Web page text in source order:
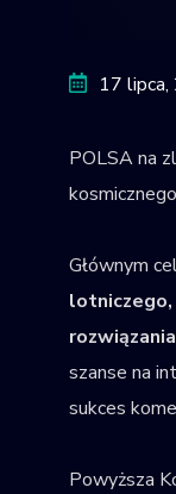
17
POLSA na
Głównym
lotniczego,
szanse na
sukces
Powyższa